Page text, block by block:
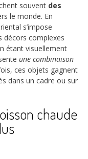
souvent des
le monde. En
s’impose
décors complexes
étant visuellement
une combinaison
ces objets gagnent
dans un cadre ou sur
chaude